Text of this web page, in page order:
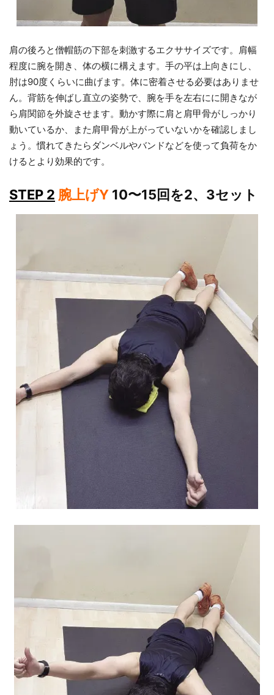
肩の後ろと僧帽筋の下部を刺激するエクササイズです。肩幅
程度に腕を開き、体の横に構えます。手の平は上向きにし、
肘は90度くらいに曲げます。体に密着させる必要はありませ
ん。背筋を伸ばし直立の姿勢で、腕を手を左右にに開きなが
ら肩関節を外旋させます。動かす際に肩と肩甲骨がしっかり
動いているか、また肩甲骨が上がっていないかを確認しまし
ょう。慣れてきたらダンベルやバンドなどを使って負荷をか
けるとより効果的です。
STEP 2 腕上げY 10〜15回を2、3セット